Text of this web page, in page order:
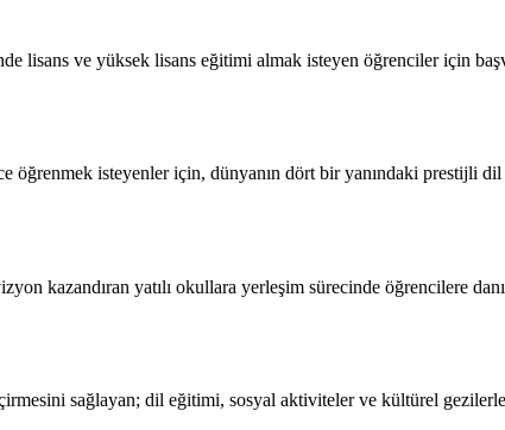
lisans ve yüksek lisans eğitimi almak isteyen öğrenciler için
öğrenmek isteyenler için, dünyanın dört bir yanındaki prestijli
kazandıran yatılı okullara yerleşim sürecinde öğrencilere
sağlayan; dil eğitimi, sosyal aktiviteler ve kültürel